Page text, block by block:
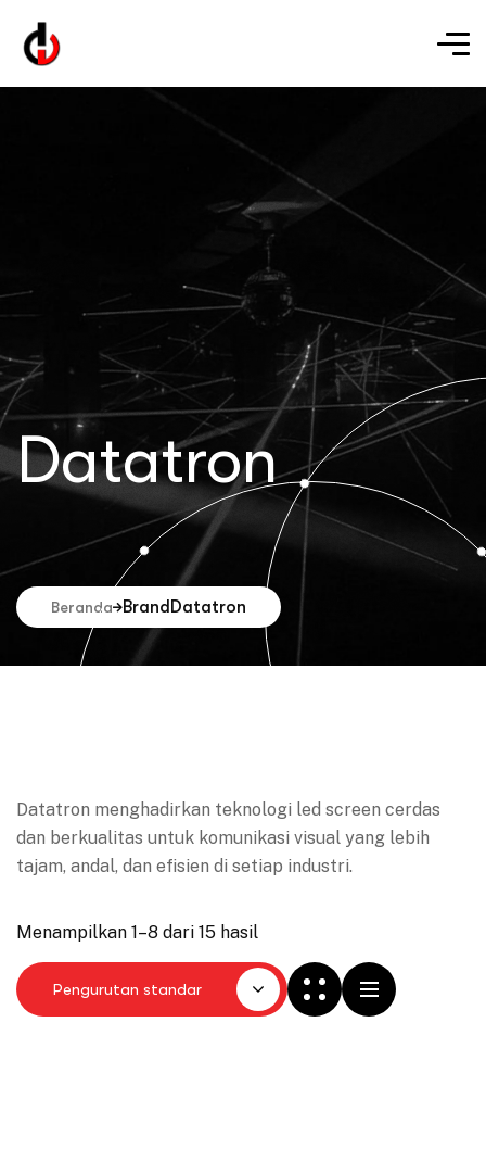
Datatron
Beranda Brand Datatron
Datatron menghadirkan teknologi led screen cerdas
dan berkualitas untuk komunikasi visual yang lebih
tajam, andal, dan efisien di setiap industri.
Menampilkan 1–8 dari 15 hasil
Pengurutan standar